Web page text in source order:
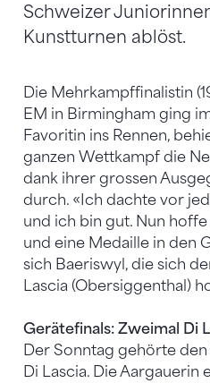
Schweizer
Kunstturnen ablöst.
Die Mehrkampffinalistin
EM in Birmingham ging
Favoritin ins Rennen,
ganzen Wettkampf die
dank ihrer grossen
durch. «Ich dachte vor
und ich bin gut. Nun
und eine Medaille in den
sich Baeriswyl, die sich
Lascia (Obersiggenthal)
Gerätefinals: Zweimal Di
Der Sonntag gehörte
Di Lascia. Die Aargauerin